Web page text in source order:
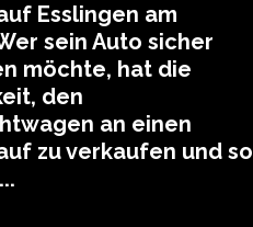
Esslingen am
sein Auto sicher
möchte, hat die
den
an einen
zu verkaufen und so